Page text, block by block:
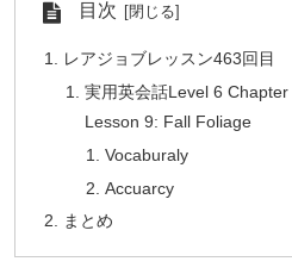
目次
レアジョブレッスン463回目
実用英会話Level 6
Lesson 9: Fall Foliage
Vocaburaly
Accuarcy
まとめ